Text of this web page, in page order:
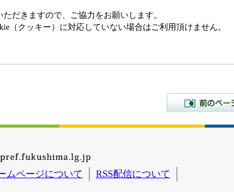
だきますので、ご協力をお願いします。
（クッキー）に対応していない場合はご利用頂けません。
ムページについて
RSS配信について